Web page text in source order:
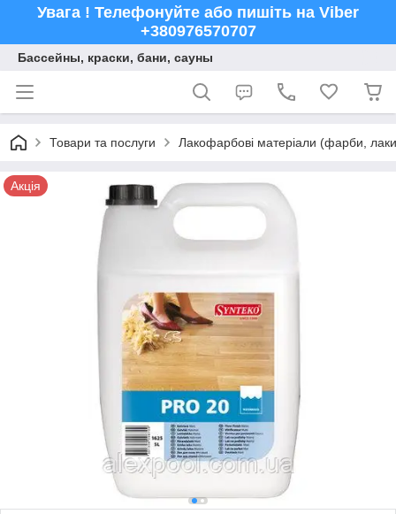
Увага ! Телефонуйте або пишіть на Viber
+380976570707
Бассейны, краски, бани, сауны
Товари та послуги Лакофарбові матеріали (фарби,
Акція